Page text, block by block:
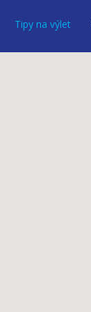
Tipy na výlet